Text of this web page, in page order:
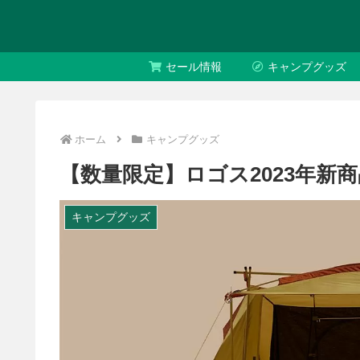
セール情報 キャンプグッズ
ホーム キャンプグッズ
【数量限定】ロゴス2023年新
キャンプグッズ